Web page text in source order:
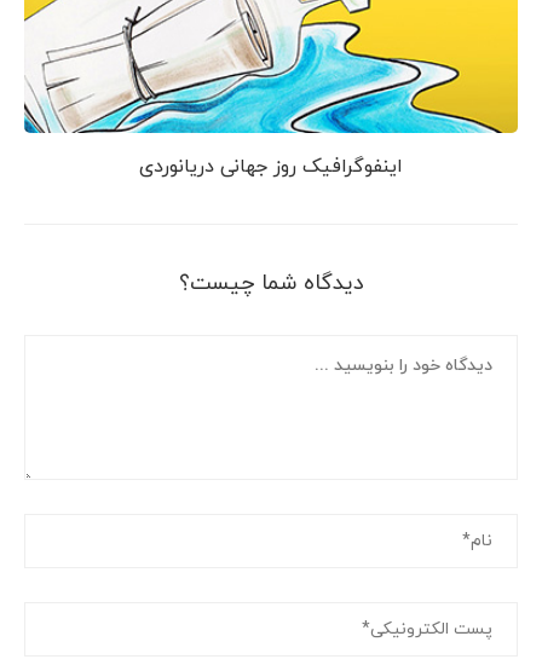
اینفوگرافیک روز جهانی دریانوردی
دیدگاه شما چیست؟